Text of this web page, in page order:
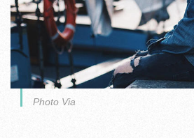
Photo Via